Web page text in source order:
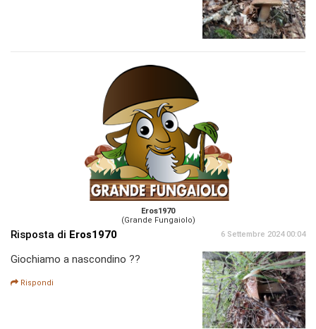
Eros1970
(Grande Fungaiolo)
Risposta di Eros1970 6 Settembre 2024 00:04
Giochiamo a nascondino ??
Rispondi